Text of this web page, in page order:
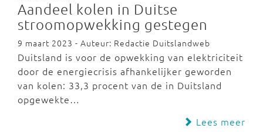
Aandeel kolen in Duitse
stroomopwekking gestegen
9 maart 2023 - Auteur: Redactie Duitslandweb
Duitsland is voor de opwekking van elektriciteit
door de energiecrisis afhankelijker geworden
van kolen: 33,3 procent van de in Duitsland
opgewekte…
Lees meer